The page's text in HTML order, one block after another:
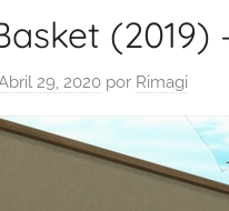
(2019)
29, 2020 por Rimagi